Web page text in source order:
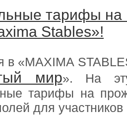
тарифы
Stables»!
«MAXIMA
мир». На
тарифы на
для